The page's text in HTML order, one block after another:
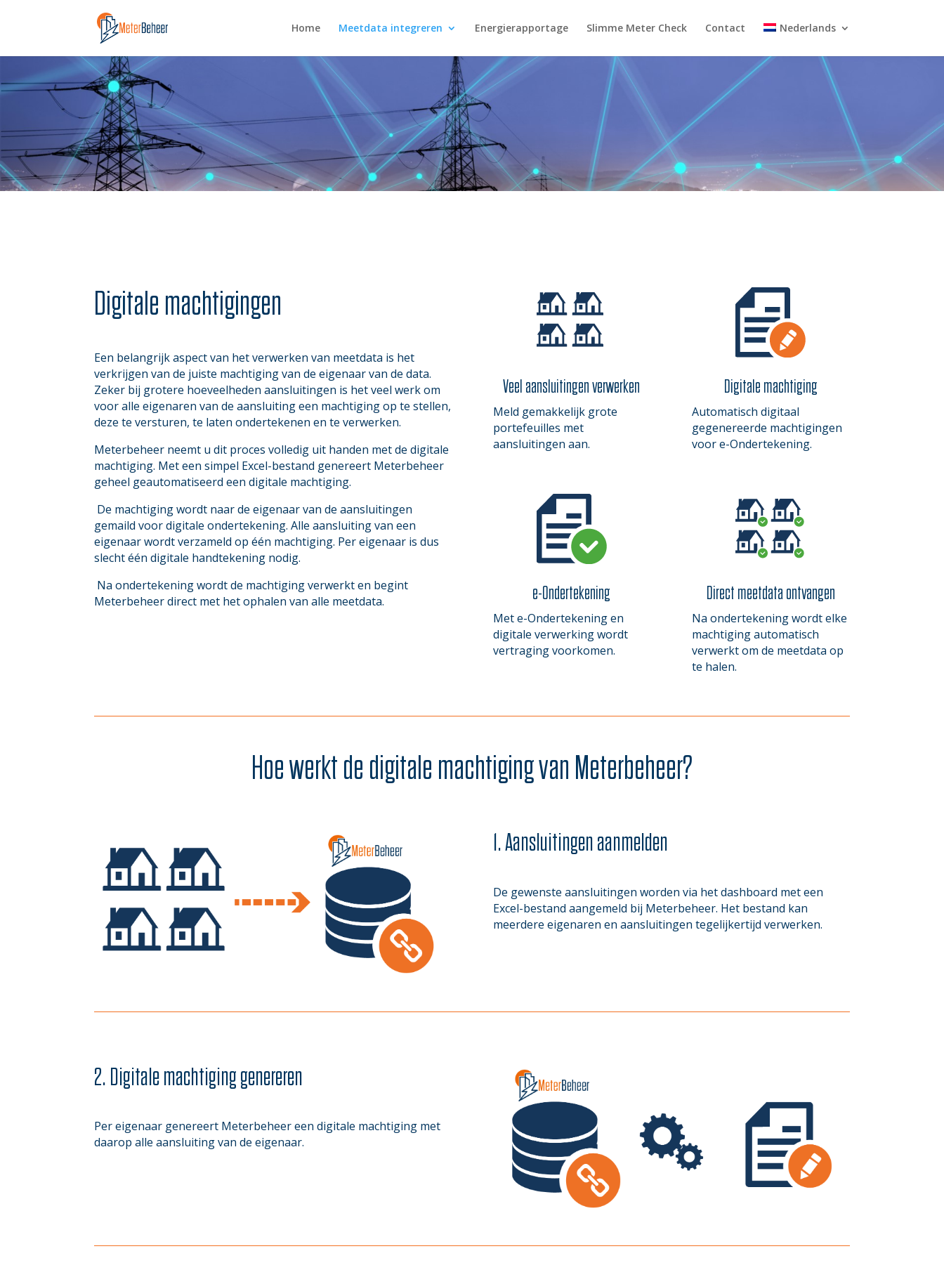
Home Meetdata integreren Energierapportage Slimme Meter Check Contact Nederlands
Digitale machtigingen
Een belangrijk aspect van het verwerken van meetdata is het
verkrijgen van de juiste machtiging van de eigenaar van de data.
Zeker bij grotere hoeveelheden aansluitingen is het veel werk om
voor alle eigenaren van de aansluiting een machtiging op te stellen,
deze te versturen, te laten ondertekenen en te verwerken.
Meterbeheer neemt u dit proces volledig uit handen met de digitale
machtiging. Met een simpel Excel-bestand genereert Meterbeheer
geheel geautomatiseerd een digitale machtiging.
De machtiging wordt naar de eigenaar van de aansluitingen
gemaild voor digitale ondertekening. Alle aansluiting van een
eigenaar wordt verzameld op één machtiging. Per eigenaar is dus
slecht één digitale handtekening nodig.
Na ondertekening wordt de machtiging verwerkt en begint
Meterbeheer direct met het ophalen van alle meetdata.
Veel aansluitingen verwerken
Meld gemakkelijk grote
portefeuilles met
aansluitingen aan.
Digitale machtiging
Automatisch digitaal
gegenereerde machtigingen
voor e-Ondertekening.
e-Ondertekening
Met e-Ondertekening en
digitale verwerking wordt
vertraging voorkomen.
Direct meetdata ontvangen
Na ondertekening wordt elke
machtiging automatisch
verwerkt om de meetdata op
te halen.
Hoe werkt de digitale machtiging van Meterbeheer?
1. Aansluitingen aanmelden
De gewenste aansluitingen worden via het dashboard met een
Excel-bestand aangemeld bij Meterbeheer. Het bestand kan
meerdere eigenaren en aansluitingen tegelijkertijd verwerken.
2. Digitale machtiging genereren
Per eigenaar genereert Meterbeheer een digitale machtiging met
daarop alle aansluiting van de eigenaar.